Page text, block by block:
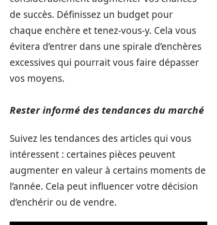
de succès. Définissez un budget pour
chaque enchère et tenez-vous-y. Cela vous
évitera d’entrer dans une spirale d’enchères
excessives qui pourrait vous faire dépasser
vos moyens.
Rester informé des tendances du marché
Suivez les tendances des articles qui vous
intéressent : certaines pièces peuvent
augmenter en valeur à certains moments de
l’année. Cela peut influencer votre décision
d’enchérir ou de vendre.